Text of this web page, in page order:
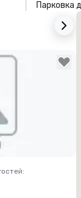
Парковка
: